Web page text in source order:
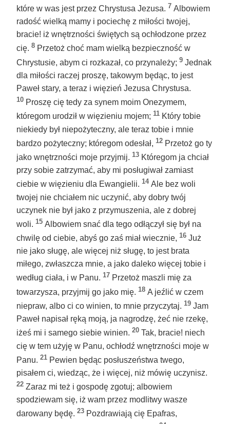
które w was jest przez Chrystusa Jezusa. 7 Albowiem
radość wielką mamy i pociechę z miłości twojej,
bracie! iż wnętrzności świętych są ochłodzone przez
cię. 8 Przetoż choć mam wielką bezpieczność w
Chrystusie, abym ci rozkazał, co przynależy; 9 Jednak
dla miłości raczej proszę, takowym będąc, to jest
Paweł stary, a teraz i więzień Jezusa Chrystusa.
10 Proszę cię tedy za synem moim Onezymem,
któregom urodził w więzieniu mojem; 11 Który tobie
niekiedy był niepożyteczny, ale teraz tobie i mnie
bardzo pożyteczny; któregom odesłał, 12 Przetoż go ty
jako wnętrzności moje przyjmij. 13 Któregom ja chciał
przy sobie zatrzymać, aby mi posługiwał zamiast
ciebie w więzieniu dla Ewangielii. 14 Ale bez woli
twojej nie chciałem nic uczynić, aby dobry twój
uczynek nie był jako z przymuszenia, ale z dobrej
woli. 15 Albowiem snać dla tego odłączył się był na
chwilę od ciebie, abyś go zaś miał wiecznie, 16 Już
nie jako sługę, ale więcej niż sługę, to jest brata
miłego, zwłaszcza mnie, a jako daleko więcej tobie i
według ciała, i w Panu. 17 Przetoż maszli mię za
towarzysza, przyjmij go jako mię. 18 A jeźlić w czem
niepraw, albo ci co winien, to mnie przyczytaj. 19 Jam
Paweł napisał ręką moją, ja nagrodzę, żeć nie rzekę,
iżeś mi i samego siebie winien. 20 Tak, bracie! niech
cię w tem użyję w Panu, ochłodź wnętrzności moje w
Panu. 21 Pewien będąc posłuszeństwa twego,
pisałem ci, wiedząc, że i więcej, niż mówię uczynisz.
22 Zaraz mi też i gospodę zgotuj; albowiem
spodziewam się, iż wam przez modlitwy wasze
darowany będę. 23 Pozdrawiają cię Epafras,